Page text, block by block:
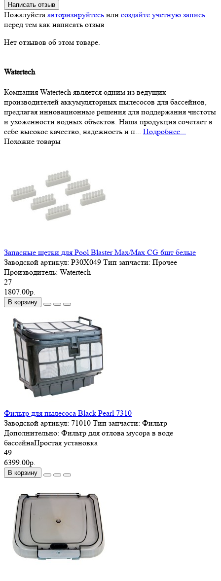
Написать отзыв
Пожалуйста авторизируйтесь или создайте учетную запись
перед тем как написать отзыв
Нет отзывов об этом товаре.
Watertech
Компания Watertech является одним из ведущих
производителей аккумуляторных пылесосов для бассейнов,
предлагая инновационные решения для поддержания чистоты
и ухоженности водных объектов. Наша продукция сочетает в
себе высокое качество, надежность и п... Подробнее...
Похожие товары
Запасные щетки для Pool Blaster Max/Max CG 6шт белые
Заводской артикул: P30X049 Тип запчасти: Прочее
Производитель: Watertech
27
1807.00р.
В корзину
Фильтр для пылесоса Black Pearl 7310
Заводской артикул: 71010 Тип запчасти: Фильтр
Дополнительно: Фильтр для отлова мусора в воде
бассейнаПростая установка
49
6399.00р.
В корзину